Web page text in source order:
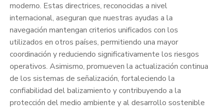
moderno. Estas directrices, reconocidas a nivel
internacional, aseguran que nuestras ayudas a la
navegación mantengan criterios unificados con los
utilizados en otros países, permitiendo una mayor
coordinación y reduciendo significativamente los riesgos
operativos. Asimismo, promueven la actualización continua
de los sistemas de señalización, fortaleciendo la
confiabilidad del balizamiento y contribuyendo a la
protección del medio ambiente y al desarrollo sostenible